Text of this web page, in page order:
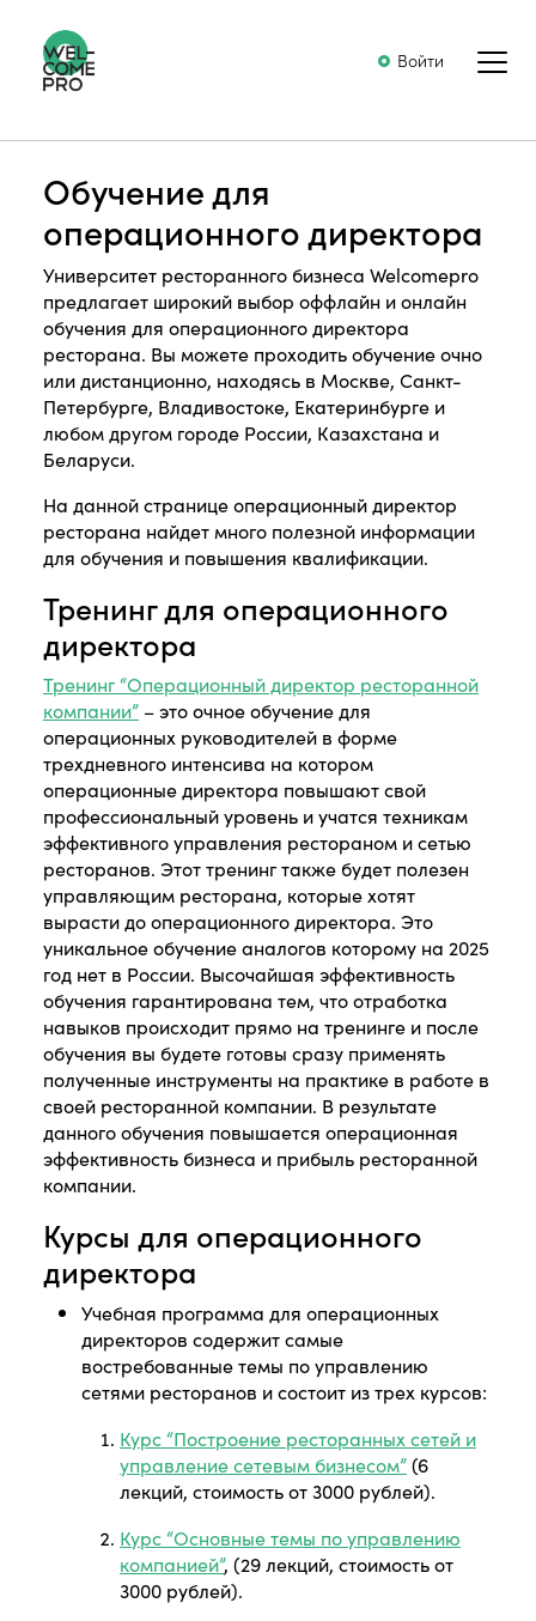
Войти
Обучение для
операционного директора
Университет ресторанного бизнеса Welcomepro
предлагает широкий выбор оффлайн и онлайн
обучения для операционного директора
ресторана. Вы можете проходить обучение очно
или дистанционно, находясь в Москве, Санкт-
Петербурге, Владивостоке, Екатеринбурге и
любом другом городе России, Казахстана и
Беларуси.
На данной странице операционный директор
ресторана найдет много полезной информации
для обучения и повышения квалификации.
Тренинг для операционного
директора
Тренинг “Операционный директор ресторанной
компании” – это очное обучение для
операционных руководителей в форме
трехдневного интенсива на котором
операционные директора повышают свой
профессиональный уровень и учатся техникам
эффективного управления рестораном и сетью
ресторанов. Этот тренинг также будет полезен
управляющим ресторана, которые хотят
вырасти до операционного директора. Это
уникальное обучение аналогов которому на 2025
год нет в России. Высочайшая эффективность
обучения гарантирована тем, что отработка
навыков происходит прямо на тренинге и после
обучения вы будете готовы сразу применять
полученные инструменты на практике в работе в
своей ресторанной компании. В результате
данного обучения повышается операционная
эффективность бизнеса и прибыль ресторанной
компании.
Курсы для операционного
директора
Учебная программа для операционных
директоров содержит самые
востребованные темы по управлению
сетями ресторанов и состоит из трех курсов:
Курс “Построение ресторанных сетей и
управление сетевым бизнесом”(6
лекций, стоимость от 3000 рублей).
Курс “Основные темы по управлению
компанией”, (29 лекций, стоимость от
3000 рублей).